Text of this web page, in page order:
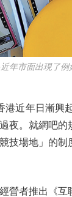
年市面出現了
年日漸興
夜。就網吧
技場地」的
者推出《互